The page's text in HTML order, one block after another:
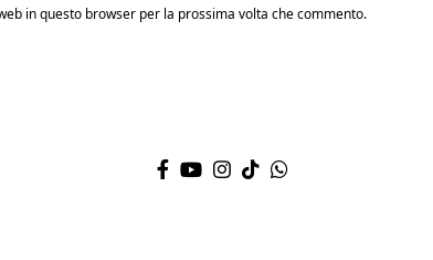
in questo browser per la prossima volta che commento.